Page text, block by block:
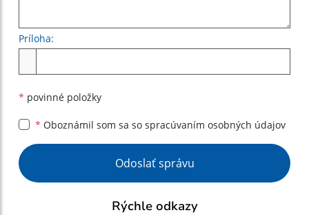
Príloha:
* povinné položky
* Oboznámil som sa so spracúvaním osobných údajov
Google reCaptcha Response
Odoslať správu
Rýchle odkazy